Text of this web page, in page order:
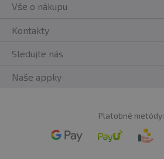
Vše o nákupu
Kontakty
Sledujte nás
Naše appky
Platobné metódy: